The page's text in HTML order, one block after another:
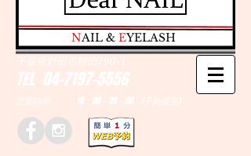
TEL 04-7197-5556
営業時間 10：00～20：00 (予約優先)
千葉県野田市野田790-1
​NAIL & EYELASH